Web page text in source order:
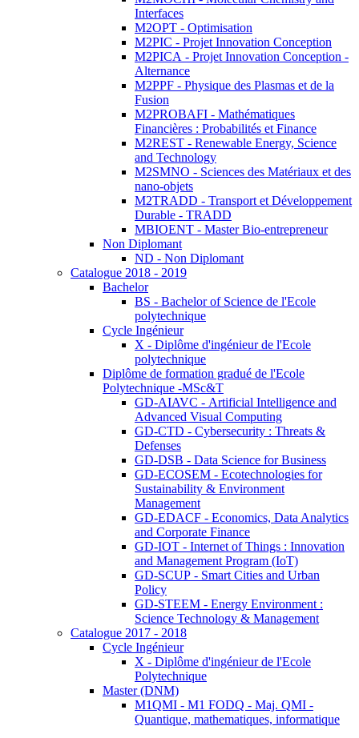
Interfaces
M2OPT - Optimisation
M2PIC - Projet Innovation Conception
M2PICA - Projet Innovation Conception -
Alternance
M2PPF - Physique des Plasmas et de la
Fusion
M2PROBAFI - Mathématiques
Financières : Probabilités et Finance
M2REST - Renewable Energy, Science
and Technology
M2SMNO - Sciences des Matériaux et des
nano-objets
M2TRADD - Transport et Développement
Durable - TRADD
MBIOENT - Master Bio-entrepreneur
Non Diplomant
ND - Non Diplomant
Catalogue 2018 - 2019
Bachelor
BS - Bachelor of Science de l'Ecole
polytechnique
Cycle Ingénieur
X - Diplôme d'ingénieur de l'Ecole
polytechnique
Diplôme de formation gradué de l'Ecole
Polytechnique -MSc&T
GD-AIAVC - Artificial Intelligence and
Advanced Visual Computing
GD-CTD - Cybersecurity : Threats &
Defenses
GD-DSB - Data Science for Business
GD-ECOSEM - Ecotechnologies for
Sustainability & Environment
Management
GD-EDACF - Economics, Data Analytics
and Corporate Finance
GD-IOT - Internet of Things : Innovation
and Management Program (IoT)
GD-SCUP - Smart Cities and Urban
Policy
GD-STEEM - Energy Environment :
Science Technology & Management
Catalogue 2017 - 2018
Cycle Ingénieur
X - Diplôme d'ingénieur de l'Ecole
Polytechnique
Master (DNM)
M1QMI - M1 FODQ - Maj. QMI -
Quantique, mathematiques, informatique